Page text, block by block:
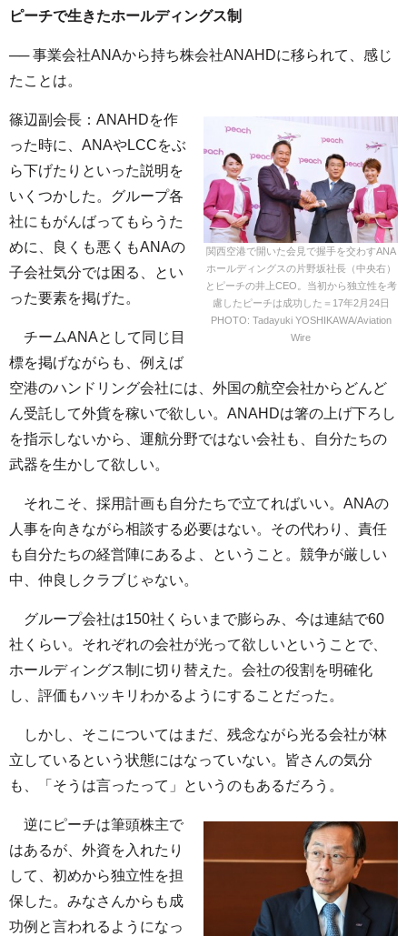
ピーチで生きたホールディングス制
── 事業会社ANAから持ち株会社ANAHDに移られて、感じ
たことは。
関西空港で開いた会見で握手を交わすANA
ホールディングスの片野坂社長（中央右）
とピーチの井上CEO。当初から独立性を考
慮したピーチは成功した＝17年2月24日
PHOTO: Tadayuki YOSHIKAWA/Aviation
Wire
篠辺副会長：ANAHDを作
った時に、ANAやLCCをぶ
ら下げたりといった説明を
いくつかした。グループ各
社にもがんばってもらうた
めに、良くも悪くもANAの
子会社気分では困る、とい
った要素を掲げた。
チームANAとして同じ目
標を掲げながらも、例えば
空港のハンドリング会社には、外国の航空会社からどんど
ん受託して外貨を稼いで欲しい。ANAHDは箸の上げ下ろし
を指示しないから、運航分野ではない会社も、自分たちの
武器を生かして欲しい。
それこそ、採用計画も自分たちで立てればいい。ANAの
人事を向きながら相談する必要はない。その代わり、責任
も自分たちの経営陣にあるよ、ということ。競争が厳しい
中、仲良しクラブじゃない。
グループ会社は150社くらいまで膨らみ、今は連結で60
社くらい。それぞれの会社が光って欲しいということで、
ホールディングス制に切り替えた。会社の役割を明確化
し、評価もハッキリわかるようにすることだった。
しかし、そこについてはまだ、残念ながら光る会社が林
立しているという状態にはなっていない。皆さんの気分
も、「そうは言ったって」というのもあるだろう。
逆にピーチは筆頭株主で
はあるが、外資を入れたり
して、初めから独立性を担
保した。みなさんからも成
功例と言われるようになっ